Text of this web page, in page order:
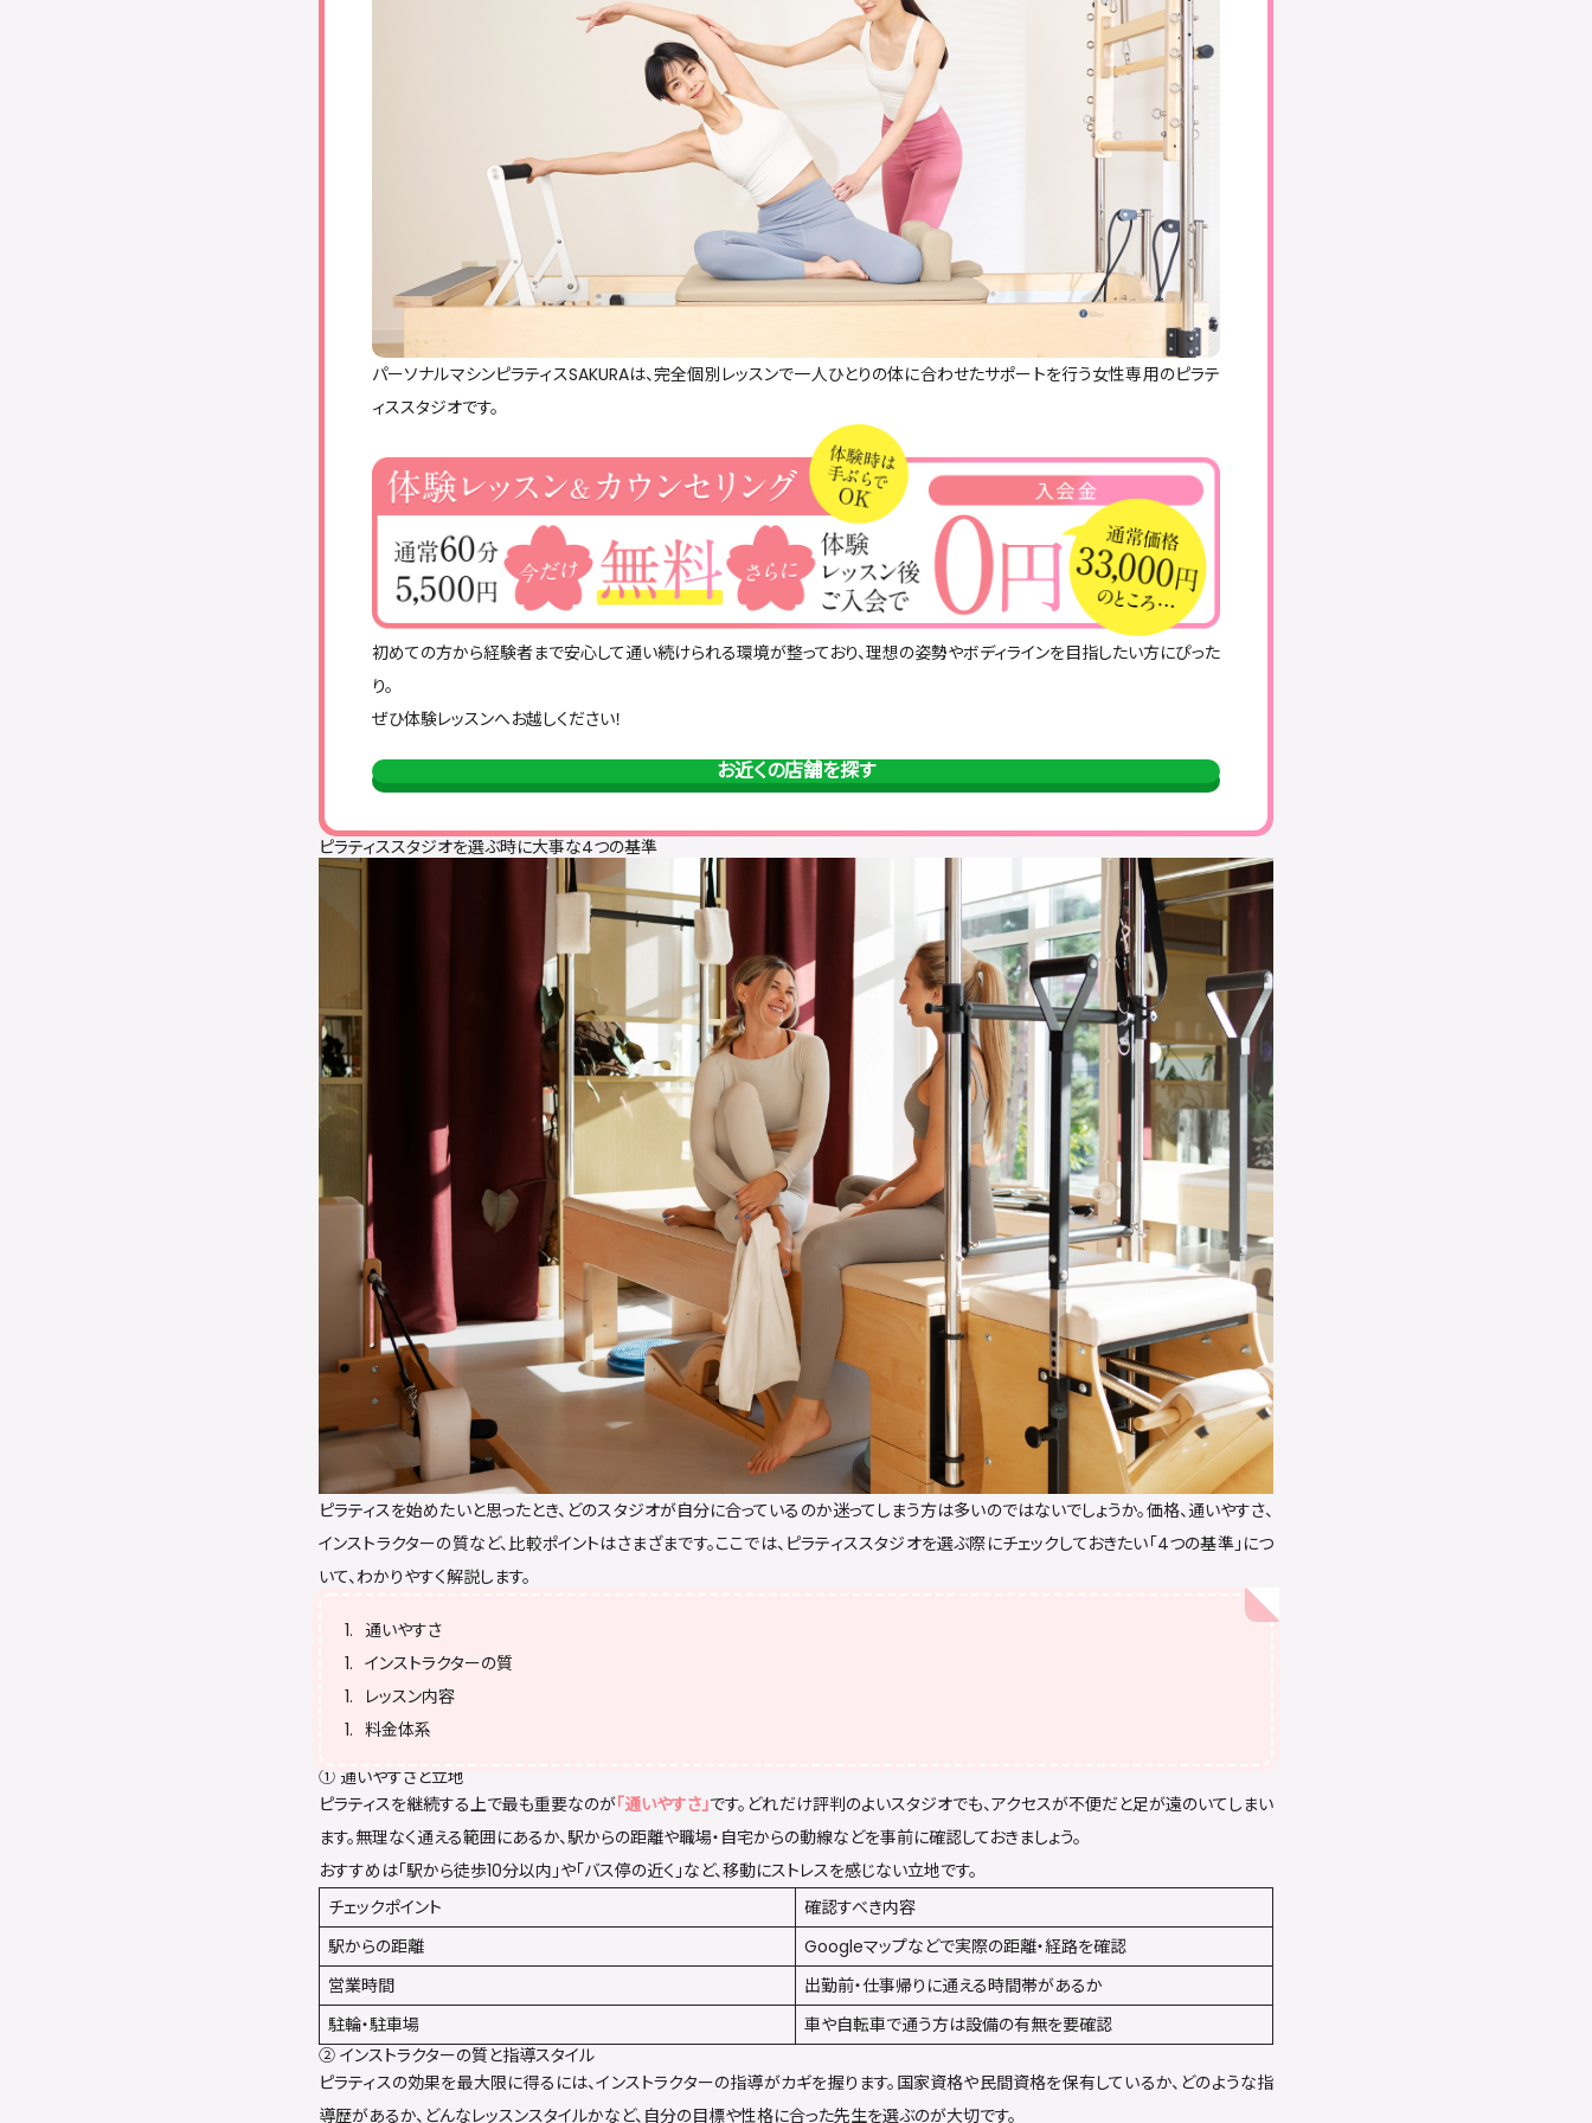
パーソナルマシンピラティスSAKURAは、完全個別レッスンで一人ひとりの体に合わせたサポートを行う女性専用のピラテ
ィススタジオです。
初めての方から経験者まで安心して通い続けられる環境が整っており、理想の姿勢やボディラインを目指したい方にぴった
り。
ぜひ体験レッスンへお越しください！
お近くの店舗を探す
ピラティススタジオを選ぶ時に大事な4つの基準
ピラティスを始めたいと思ったとき、どのスタジオが自分に合っているのか迷ってしまう方は多いのではないでしょうか。価格、通いやすさ、
インストラクターの質など、比較ポイントはさまざまです。ここでは、ピラティススタジオを選ぶ際にチェックしておきたい「4つの基準」につ
いて、わかりやすく解説します。
通いやすさ
インストラクターの質
レッスン内容
料金体系
① 通いやすさと立地
ピラティスを継続する上で最も重要なのが「通いやすさ」です。どれだけ評判のよいスタジオでも、アクセスが不便だと足が遠のいてしまい
ます。無理なく通える範囲にあるか、駅からの距離や職場・自宅からの動線などを事前に確認しておきましょう。
おすすめは「駅から徒歩10分以内」や「バス停の近く」など、移動にストレスを感じない立地です。
チェックポイント
確認すべき内容
駅からの距離
Googleマップなどで実際の距離・経路を確認
営業時間
出勤前・仕事帰りに通える時間帯があるか
駐輪・駐車場
車や自転車で通う方は設備の有無を要確認
② インストラクターの質と指導スタイル
ピラティスの効果を最大限に得るには、インストラクターの指導がカギを握ります。国家資格や民間資格を保有しているか、どのような指
導歴があるか、どんなレッスンスタイルかなど、自分の目標や性格に合った先生を選ぶのが大切です。